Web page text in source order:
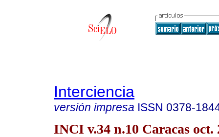
Interciencia
versión impresa ISSN 0378-
INCI v.34 n.10 Caracas oct.